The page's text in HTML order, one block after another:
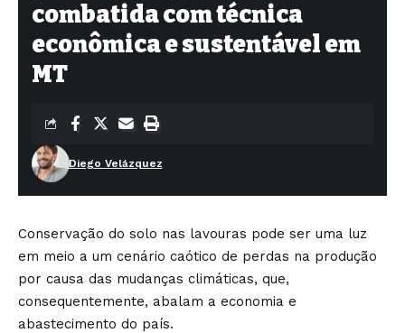
combatida com técnica
econômica e sustentável em
MT
Diego Velázquez
Conservação do solo nas lavouras pode ser uma luz
em meio a um cenário caótico de perdas na produção
por causa das mudanças climáticas, que,
consequentemente, abalam a economia e
abastecimento do país.